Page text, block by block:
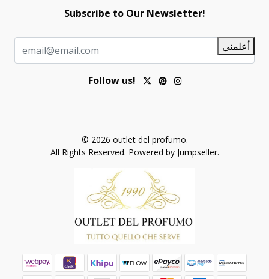
Subscribe to Our Newsletter!
أعلمني
Follow us!
© 2026 outlet del profumo.
All Rights Reserved. Powered by Jumpseller.